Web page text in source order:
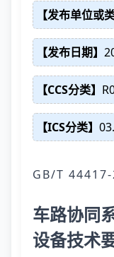
【发布单位或
【发布日期】
【CCS分类】
【ICS分类】
GB/T
车路协同
设备技术